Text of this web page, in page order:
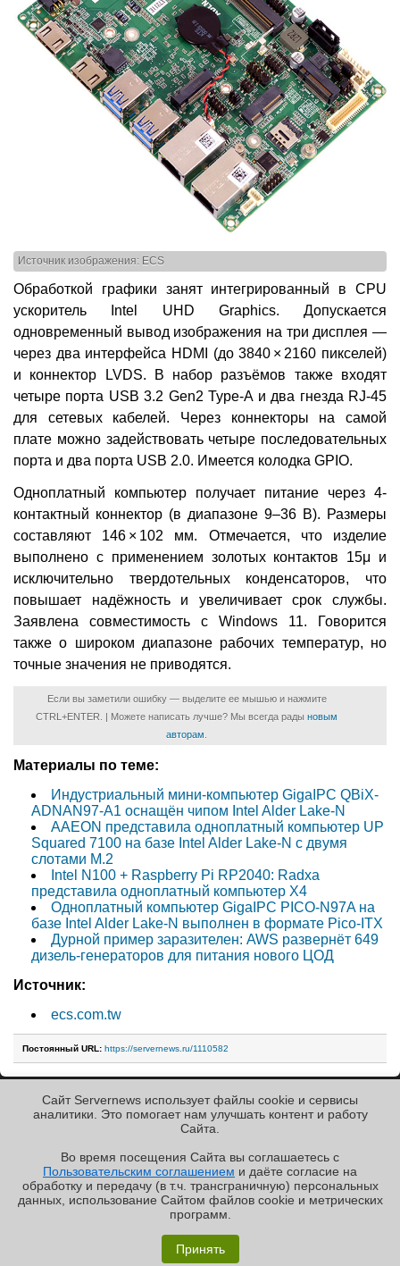
«Графиня»: как Grafana, только лучше?
✖
Источник изображения: ECS
Обработкой графики занят интегрированный в CPU
ускоритель Intel UHD Graphics. Допускается
одновременный вывод изображения на три дисплея —
через два интерфейса HDMI (до 3840 × 2160 пикселей)
и коннектор LVDS. В набор разъёмов также входят
четыре порта USB 3.2 Gen2 Type-A и два гнезда RJ-45
для сетевых кабелей. Через коннекторы на самой
плате можно задействовать четыре последовательных
порта и два порта USB 2.0. Имеется колодка GPIO.
Одноплатный компьютер получает питание через 4-
контактный коннектор (в диапазоне 9–36 В). Размеры
составляют 146 × 102 мм. Отмечается, что изделие
выполнено с применением золотых контактов 15μ и
исключительно твердотельных конденсаторов, что
повышает надёжность и увеличивает срок службы.
Заявлена совместимость с Windows 11. Говорится
также о широком диапазоне рабочих температур, но
точные значения не приводятся.
Если вы заметили ошибку — выделите ее мышью и нажмите
CTRL+ENTER. | Можете написать лучше? Мы всегда рады новым
авторам
Материалы по теме:
Индустриальный мини-компьютер GigaIPC QBiX-
ADNAN97-A1 оснащён чипом Intel Alder Lake-N
AAEON представила одноплатный компьютер UP
Squared 7100 на базе Intel Alder Lake-N с двумя
слотами M.2
Intel N100 + Raspberry Pi RP2040: Radxa
представила одноплатный компьютер X4
Одноплатный компьютер GigaIPC PICO-N97A на
базе Intel Alder Lake-N выполнен в формате Pico-ITX
Дурной пример заразителен: AWS развернёт 649
дизель-генераторов для питания нового ЦОД
Источник:
ecs.com.tw
Постоянный URL: https://servernews.ru/1110582
« Назад к ленте
РЕКЛАМА • ООО «ЛАБОРАТОРИЯ ЧИСЛИТЕЛЬ»
Copyright ©2010-2026
Servernews.Пользовательское
соглашение
/var/contact
Сайт Servernews использует файлы cookie и сервисы
аналитики. Это помогает нам улучшать контент и работу
Cайта.
Во время посещения Cайта вы соглашаетесь с
Пользовательским соглашением и даёте согласие на
обработку и передачу (в т.ч. трансграничную) персональных
данных, использование Cайтом файлов cookie и метрических
программ.
Принять